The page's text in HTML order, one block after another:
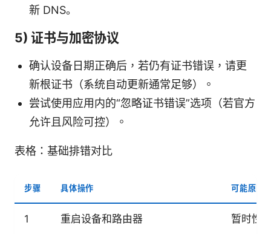
新 DNS。
5) 证书与加密协议
确认设备日期正确后，若仍有证书错误，请更
新根证书（系统自动更新通常足够）。
尝试使用应用内的“忽略证书错误”选项（若官方
允许且风险可控）。
表格：基础排错对比
步骤 具体操作 可能原因
1 重启设备和路由器 暂时性